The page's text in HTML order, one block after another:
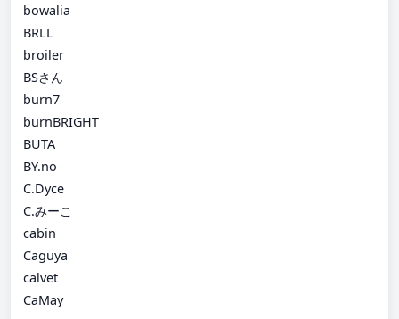
bowalia
BRLL
broiler
BSさん
burn7
burnBRIGHT
BUTA
BY.no
C.Dyce
C.みーこ
cabin
Caguya
calvet
CaMay